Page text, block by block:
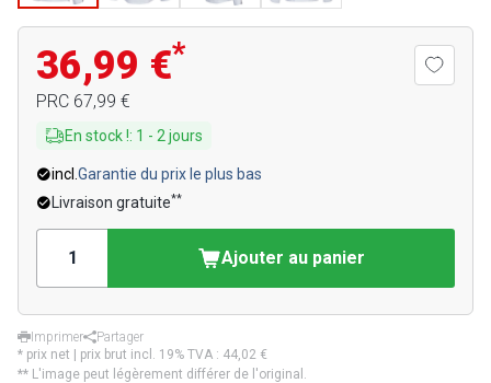
36,99 €*
PRC 67,99 €
En stock !: 1 - 2 jours
incl. Garantie du prix le plus bas
Livraison gratuite**
Ajouter au panier
Imprimer
Partager
* prix net | prix brut incl. 19% TVA : 44,02 €
** L'image peut légèrement différer de l'original.